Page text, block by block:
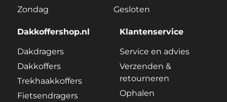
Zondag
Gesloten
Dakkoffershop.nl
Dakdragers
Dakkoffers
Trekhaakkoffers
Fietsendragers
Klantenservice
Service en advies
Verzenden &
retourneren
Ophalen